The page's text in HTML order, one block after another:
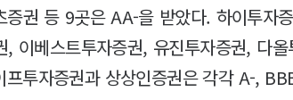
증권 등 9곳은 AA-을 받았다. 하이투자
, 이베스트투자증권, 유진투자증권, 다
프투자증권과 상상인증권은 각각 A-,